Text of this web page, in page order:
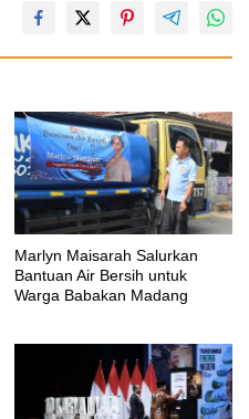
Marlyn Maisarah Salurkan
Bantuan Air Bersih untuk
Warga Babakan Madang